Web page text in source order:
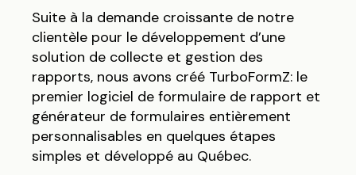
Suite à la demande croissante de notre
clientèle pour le développement d’une
solution de collecte et gestion des
rapports, nous avons créé TurboFormZ: le
premier logiciel de formulaire de rapport et
générateur de formulaires entièrement
personnalisables en quelques étapes
simples et développé au Québec.